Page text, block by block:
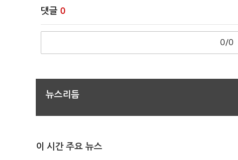
댓글 0
0/0
뉴스리듬
이 시간 주요 뉴스